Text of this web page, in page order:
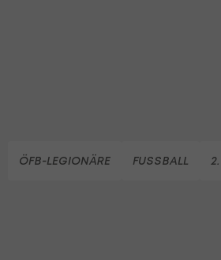
ÖFB-LEGIONÄRE FUSSBALL